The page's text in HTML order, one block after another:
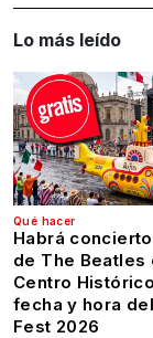
Lo más leído
Qué hacer
Habrá concierto
de The Beatles
Centro
fecha y hora
Fest 2026